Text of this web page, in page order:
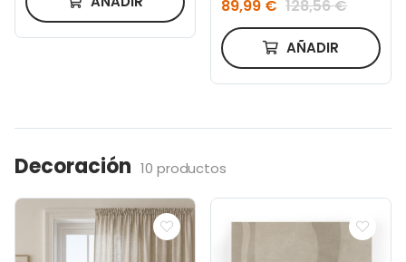
89,99 € 128,56 €
AÑADIR
Decoración 10 productos